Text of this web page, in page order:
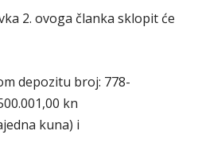
2. ovoga članka sklopit će
depozitu broj: 778-
kn
kuna) i